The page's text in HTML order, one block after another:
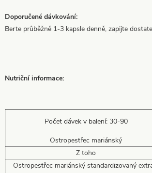
Doporučené dávkování:
Berte průběžně 1-3 kapsle denně, zapijte
Nutriční informace:
Počet dávek v balení: 30-90
Ostropestřec mariánský
Z toho
Ostropestřec mariánský standardizovaný